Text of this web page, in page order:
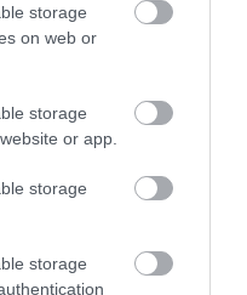
storage
on web or
storage
or app.
storage
storage
εσωτερικό της
επιστρέφει
«Τα
σοκ σε